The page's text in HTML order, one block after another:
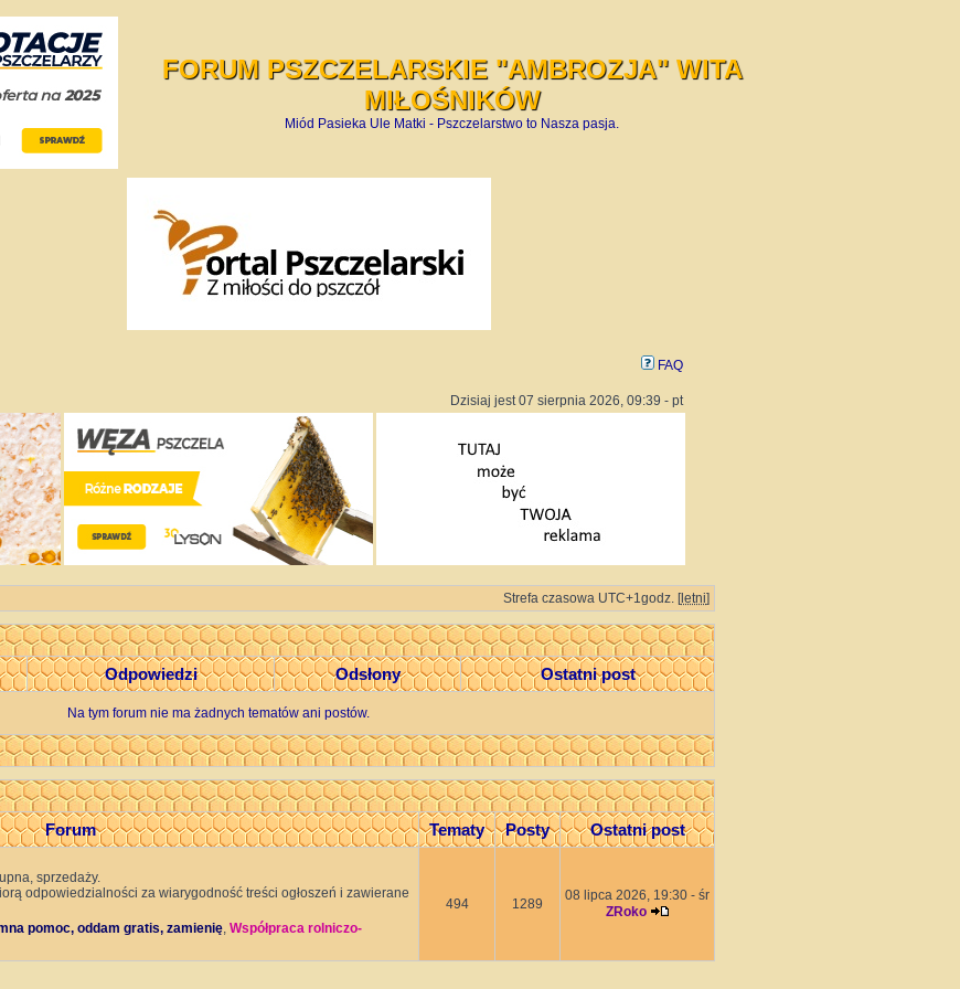
FORUM PSZCZELARSKIE "AMBROZJA" WITA
MIŁOŚNIKÓW
Miód Pasieka Ule Matki - Pszczelarstwo to Nasza pasja.
FAQ
Dzisiaj jest 07 sierpnia 2026, 09:39 - pt
Strefa czasowa UTC+1godz. [letni]
Odpowiedzi Odsłony Ostatni post
Na tym forum nie ma żadnych tematów ani postów.
Forum Tematy Posty Ostatni post
sprzedaży.
odpowiedzialności za wiarygodność treści ogłoszeń i zawierane
pomoc, oddam gratis, zamienię, Współpraca rolniczo-
494 1289
08 lipca 2026, 19:30 - śr
ZRoko